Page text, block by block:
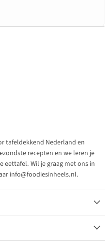
tafeldekkend Nederland en
recepten en we leren je
eettafel. Wil je graag met ons in
info@foodiesinheels.nl.